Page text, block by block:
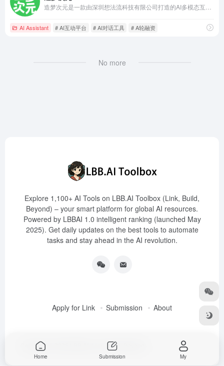
AI Assistant # AI互动平台 # AI对话工具 # A轮融资
No more
Explore 1,100+ AI Tools on LBB.AI Toolbox (Link, Build,
Beyond) – your smart platform for global AI resources.
Powered by LBBAI 1.0 intelligent ranking (launched May
2025). Get daily updates on the best tools to automate
tasks and stay ahead in the AI revolution.
Apply for Link Submission About
Copyright © 2025 LBB.AI (Link, Build, Beyond)
Home Submission My